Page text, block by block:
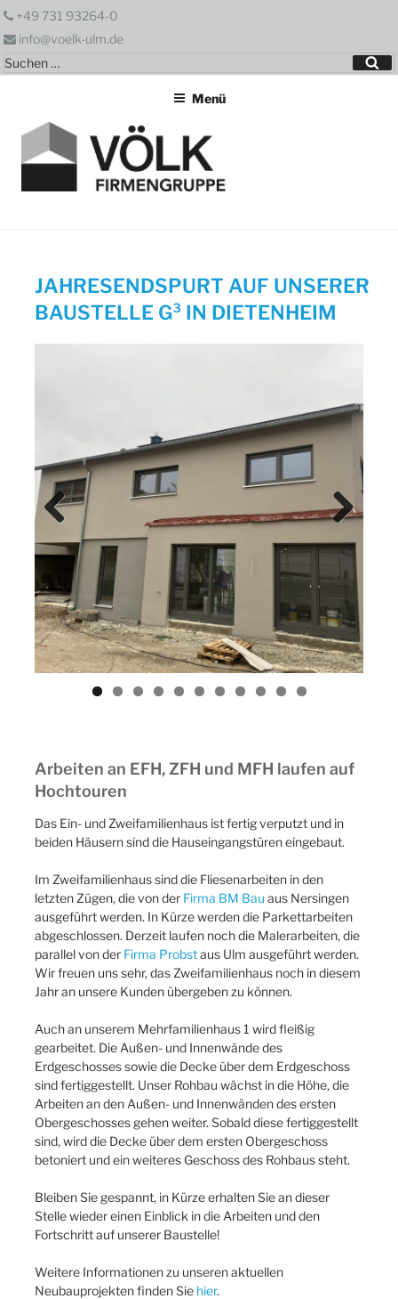
Zum
springen
+49 731 93264-0
info@voelk-ulm.de
Suchen
nach:
Menü
JAHRESENDSPURT AUF UNSERER
BAUSTELLE G³ IN DIETENHEIM
ous
Arbeiten an EFH, ZFH und MFH laufen auf
Hochtouren
Das Ein- und Zweifamilienhaus ist fertig verputzt und in
beiden Häusern sind die Hauseingangstüren eingebaut.
Im Zweifamilienhaus sind die Fliesenarbeiten in den
letzten Zügen, die von der Firma BM Bau aus Nersingen
ausgeführt werden. In Kürze werden die Parkettarbeiten
abgeschlossen. Derzeit laufen noch die Malerarbeiten, die
parallel von der Firma Probstaus Ulm ausgeführt werden.
Wir freuen uns sehr, das Zweifamilienhaus noch in diesem
Jahr an unsere Kunden übergeben zu können.
Auch an unserem Mehrfamilienhaus 1 wird fleißig
gearbeitet. Die Außen- und Innenwände des
Erdgeschosses sowie die Decke über dem Erdgeschoss
sind fertiggestellt. Unser Rohbau wächst in die Höhe, die
Arbeiten an den Außen- und Innenwänden des ersten
Obergeschosses gehen weiter. Sobald diese fertiggestellt
sind, wird die Decke über dem ersten Obergeschoss
betoniert und ein weiteres Geschoss des Rohbaus steht.
Bleiben Sie gespannt, in Kürze erhalten Sie an dieser
Stelle wieder einen Einblick in die Arbeiten und den
Fortschritt auf unserer Baustelle!
Weitere Informationen zu unseren aktuellen
Neubauprojekten finden Sie hier.